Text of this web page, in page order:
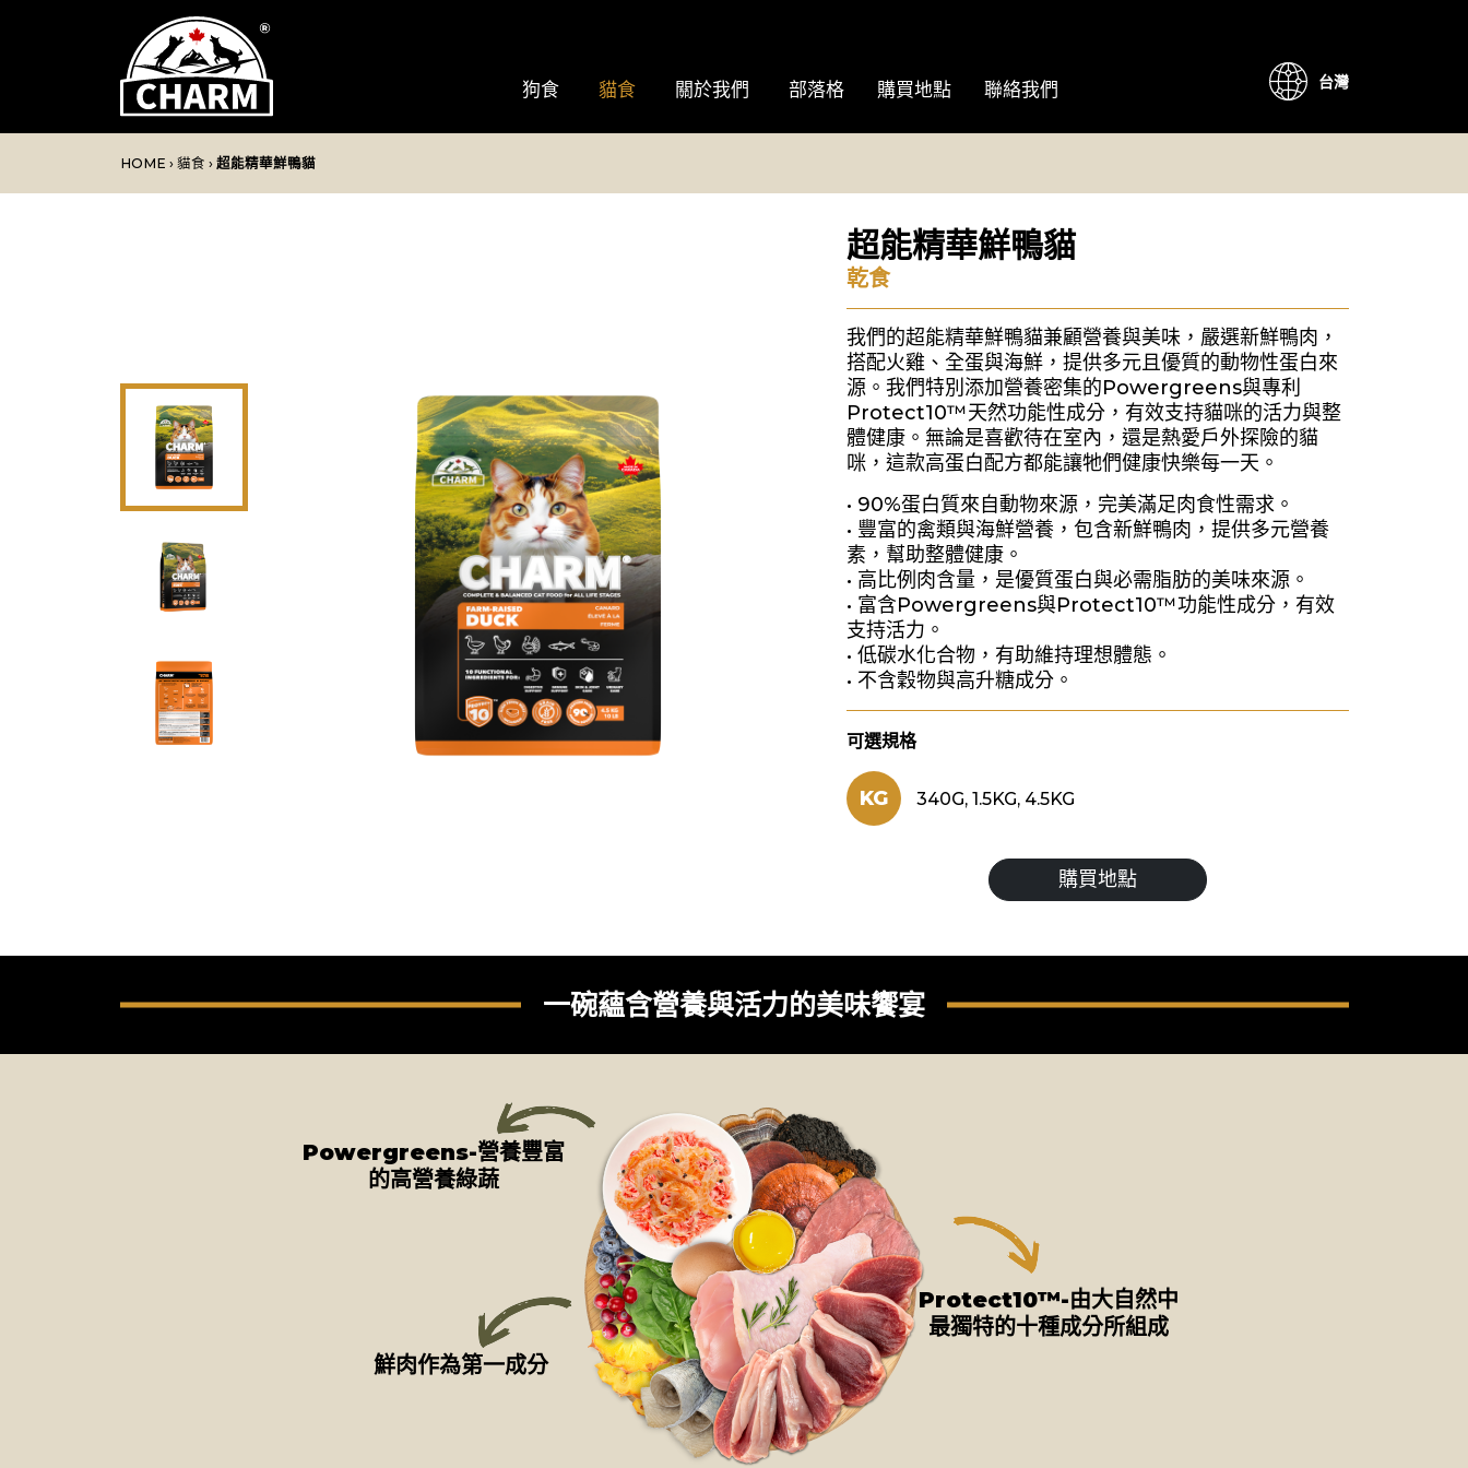
狗食 貓食 關於我們 部落格 購買地點 聯絡我們 台灣
HOME › 貓食 › 超能精華鮮鴨貓
超能精華鮮鴨貓
乾食
我們的超能精華鮮鴨貓兼顧營養與美味，嚴選新鮮鴨肉，
搭配火雞、全蛋與海鮮，提供多元且優質的動物性蛋白來
源。我們特別添加營養密集的Powergreens與專利
Protect10™天然功能性成分，有效支持貓咪的活力與整
體健康。無論是喜歡待在室內，還是熱愛戶外探險的貓
咪，這款高蛋白配方都能讓牠們健康快樂每一天。
• 90%蛋白質來自動物來源，完美滿足肉食性需求。
• 豐富的禽類與海鮮營養，包含新鮮鴨肉，提供多元營養
素，幫助整體健康。
• 高比例肉含量，是優質蛋白與必需脂肪的美味來源。
• 富含Powergreens與Protect10™功能性成分，有效
支持活力。
• 低碳水化合物，有助維持理想體態。
• 不含穀物與高升糖成分。
可選規格
KG 340G, 1.5KG, 4.5KG
購買地點
一碗蘊含營養與活力的美味饗宴
Powergreens-營養豐富
的高營養綠蔬
Protect10™-由大自然中
最獨特的十種成分所組成
鮮肉作為第一成分